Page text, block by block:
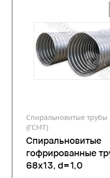
Спиральновитые трубы
(ГСМТ)
Спиральновитые
гофрированные
68х13, d=1,0